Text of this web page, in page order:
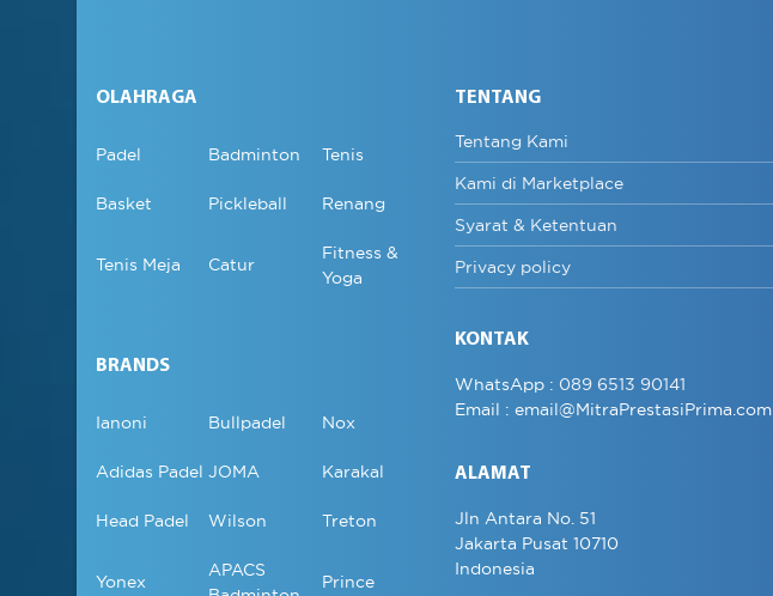
OLAHRAGA
Padel Badminton Tenis
Basket Pickleball Renang
Tenis Meja Catur
Fitness &
Yoga
BRANDS
Ianoni Bullpadel Nox
Adidas Padel JOMA Karakal
Head Padel Wilson Treton
Yonex
APACS
Prince
TENTANG
Tentang Kami
Kami di Marketplace
Syarat & Ketentuan
Privacy policy
KONTAK
WhatsApp : 089 6513 90141
Email : email@MitraPrestasiPrima.com
ALAMAT
Jln Antara No. 51
Jakarta Pusat 10710
Indonesia